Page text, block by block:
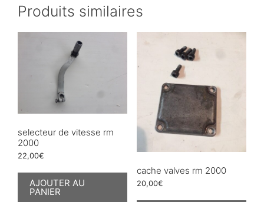
Produits similaires
selecteur de vitesse rm
2000
22,00€
AJOUTER AU
PANIER
cache valves rm 2000
20,00€